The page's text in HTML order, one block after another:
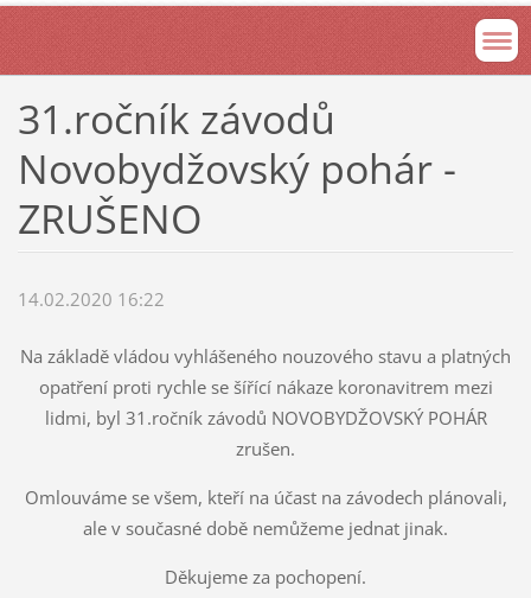
31.ročník závodů
Novobydžovský pohár -
ZRUŠENO
14.02.2020 16:22
Na základě vládou vyhlášeného nouzového stavu a platných
opatření proti rychle se šířící nákaze koronavitrem mezi
lidmi, byl 31.ročník závodů NOVOBYDŽOVSKÝ POHÁR
zrušen.
Omlouváme se všem, kteří na účast na závodech plánovali,
ale v současné době nemůžeme jednat jinak.
Děkujeme za pochopení.